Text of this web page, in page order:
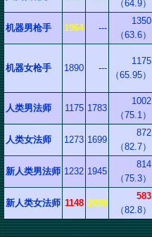
（64.9）
机器男枪手 1964 ---
1350
（63.6）
机器女枪手 1890 ---
1175
（65.95）
人类男法师 1175 1783
1002
（75.1）
人类女法师 1273 1699
872
（82.7）
新人类男法师 1232 1945
814
（75.3）
新人类女法师 1148 2098
583
（82.8）